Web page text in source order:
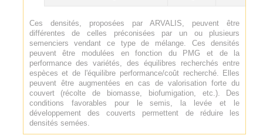
Ces densités, proposées par ARVALIS, peuvent être
différentes de celles préconisées par un ou plusieurs
semenciers vendant ce type de mélange. Ces densités
peuvent être modulées en fonction du PMG et de la
performance des variétés, des équilibres recherchés entre
espèces et de l'équilibre performance/coût recherché. Elles
peuvent être augmentées en cas de valorisation forte du
couvert (récolte de biomasse, biofumigation, etc.). Des
conditions favorables pour le semis, la levée et le
développement des couverts permettent de réduire les
densités semées.